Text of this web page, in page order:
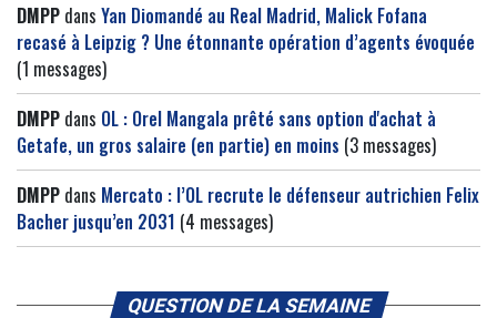
DMPP dans Yan Diomandé au Real Madrid, Malick Fofana
recasé à Leipzig ? Une étonnante opération d’agents évoquée
(1 messages)
DMPP dans OL : Orel Mangala prêté sans option d'achat à
Getafe, un gros salaire (en partie) en moins (3 messages)
DMPP dans Mercato : l’OL recrute le défenseur autrichien Felix
Bacher jusqu’en 2031 (4 messages)
QUESTION DE LA SEMAINE